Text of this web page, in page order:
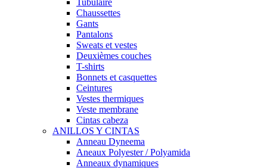
Tubulaire
Chaussettes
Gants
Pantalons
Sweats et vestes
Deuxièmes couches
T-shirts
Bonnets et casquettes
Ceintures
Vestes thermiques
Veste membrane
Cintas cabeza
ANILLOS Y CINTAS
Anneau Dyneema
Aneaux Polyester / Polyamida
Anneaux dynamiques